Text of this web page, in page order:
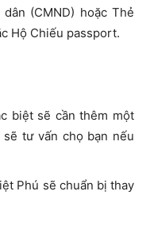
(CMND) hoặc Thẻ
Hộ Chiếu passport.
biệt sẽ cần thêm một
tư vấn chọ bạn nếu
Phú sẽ chuẩn bị thay